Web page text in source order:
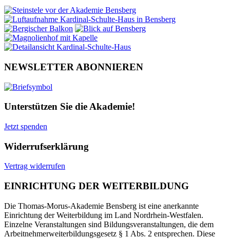
NEWSLETTER ABONNIEREN
Unterstützen Sie die Akademie!
Jetzt spenden
Widerrufserklärung
Vertrag widerrufen
EINRICHTUNG DER WEITERBILDUNG
Die Thomas-Morus-Akademie Bensberg ist eine anerkannte
Einrichtung der Weiterbildung im Land Nordrhein-Westfalen.
Einzelne Veranstaltungen sind Bildungsveranstaltungen, die dem
Arbeitnehmerweiterbildungsgesetz § 1 Abs. 2 entsprechen. Diese